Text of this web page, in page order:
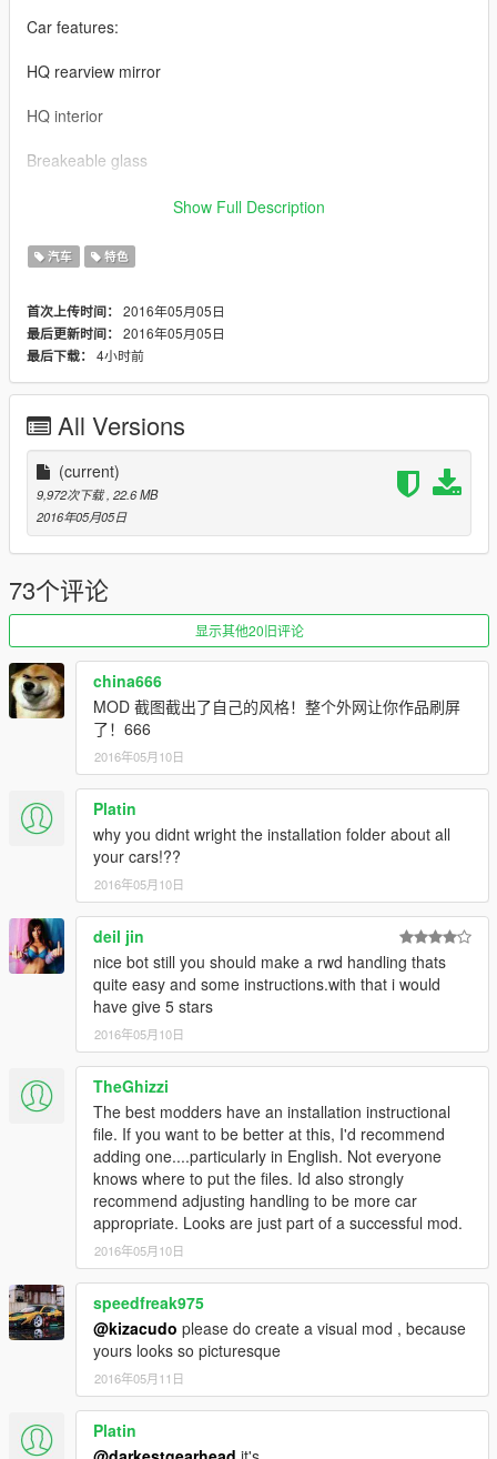
Car features:
HQ rearview mirror
HQ interior
Breakeable glass
Working steering wheel
Datsun Z Rocket bunny BY 【VG】VIP GROUP
宽体改装模型制作：VG-JASON LEE
MOD制作：VG-CHINA-SO
车辆介绍：
高清后视镜
精致的中控台
可使用的表盘
正确的驾驶员位置
数据：无需更改数据,直接用原游戏数据即可,如想改为后驱车请自
行修改数据。
安装方法：
请使用openIV软件进行全盘搜索，得出最新的路劲后替换它！
例如：在x64e和2ng都能搜索到，那么2ng既是最新的路径
本MOD由【VG】VIP GROUP免费提供，请勿用于其他商业用
如想了解更多MOD进程，欢迎加入
【VG】VIP GROUP 团队QQ群：530797391
Show Full Description
汽车 特色
首次上传时间： 2016年05月05日
最后更新时间： 2016年05月05日
最后下载： 4小时前
All Versions
(current)
9,972次下载 , 22.6 MB
2016年05月05日
73个评论
显示其他20旧评论
china666
MOD 截图截出了自己的风格！整个外网让你作品刷屏
了！666
2016年05月10日
Platin
why you didnt wright the installation folder about all
your cars!??
2016年05月10日
deil jin
nice bot still you should make a rwd handling thats
quite easy and some instructions.with that i would
have give 5 stars
2016年05月10日
TheGhizzi
The best modders have an installation instructional
file. If you want to be better at this, I'd recommend
adding one....particularly in English. Not everyone
knows where to put the files. Id also strongly
recommend adjusting handling to be more car
appropriate. Looks are just part of a successful mod.
2016年05月10日
speedfreak975
@kizacudo please do create a visual mod , because
yours looks so picturesque
2016年05月11日
Platin